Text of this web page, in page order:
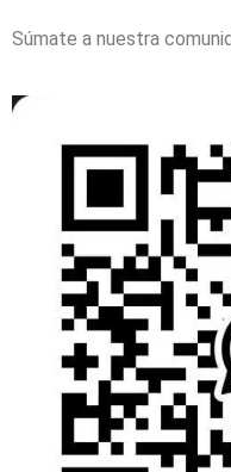
Súmate a nuestra